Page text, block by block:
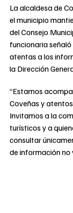
La alcaldesa de
el municipio
del Consejo
funcionaria
atentas a los
la Dirección
“Estamos
Coveñas y
Invitamos a la
turísticos y a
consultar
de información no